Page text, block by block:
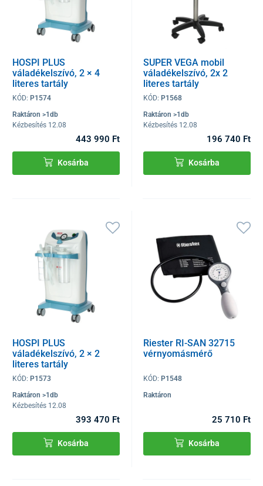
HOSPI PLUS
váladékelszívó, 2 × 4
literes tartály
KÓD: P1574
Raktáron >1db
Kézbesítés 12.08
443 990 Ft
Kosárba
SUPER VEGA mobil
váladékelszívó, 2x 2
literes tartály
KÓD:P1568
Raktáron >1db
Kézbesítés 12.08
196 740 Ft
Kosárba
HOSPI PLUS
váladékelszívó, 2 × 2
literes tartály
KÓD: P1573
Raktáron >1db
Kézbesítés 12.08
393 470 Ft
Kosárba
Riester RI-SAN 32715
vérnyomásmérő
KÓD:P1548
Raktáron
25 710 Ft
Kosárba